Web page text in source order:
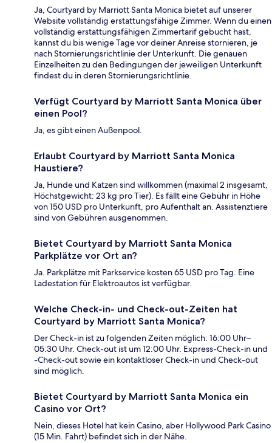
Ja, Courtyard by Marriott Santa Monica bietet auf unserer
Website vollständig erstattungsfähige Zimmer. Wenn du einen
vollständig erstattungsfähigen Zimmertarif gebucht hast,
kannst du bis wenige Tage vor deiner Anreise stornieren, je
nach Stornierungsrichtlinie der Unterkunft. Die genauen
Einzelheiten zu den Bedingungen der jeweiligen Unterkunft
findest du in deren Stornierungsrichtlinie.
Verfügt Courtyard by Marriott Santa Monica über
einen Pool?
Ja, es gibt einen Außenpool.
Erlaubt Courtyard by Marriott Santa Monica
Haustiere?
Ja, Hunde und Katzen sind willkommen (maximal 2 insgesamt,
Höchstgewicht: 23 kg pro Tier). Es fällt eine Gebühr in Höhe
von 150 USD pro Unterkunft, pro Aufenthalt an. Assistenztiere
sind von Gebühren ausgenommen.
Bietet Courtyard by Marriott Santa Monica
Parkplätze vor Ort an?
Ja. Parkplätze mit Parkservice kosten 65 USD pro Tag. Eine
Ladestation für Elektroautos ist verfügbar.
Welche Check-in- und Check-out-Zeiten hat
Courtyard by Marriott Santa Monica?
Der Check-in ist zu folgenden Zeiten möglich: 16:00 Uhr–
05:30 Uhr. Check-out ist um 12:00 Uhr. Express-Check-in und
-Check-out sowie ein kontaktloser Check-in und Check-out
sind möglich.
Bietet Courtyard by Marriott Santa Monica ein
Casino vor Ort?
Nein, dieses Hotel hat kein Casino, aber Hollywood Park Casino
(15 Min. Fahrt) befindet sich in der Nähe.